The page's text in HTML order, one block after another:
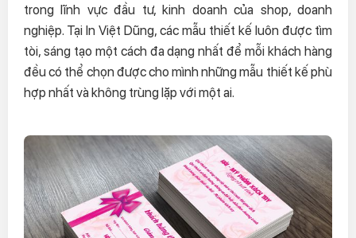
trong lĩnh vực đầu tư, kinh doanh của shop, doanh
nghiệp. Tại In Việt Dũng, các mẫu thiết kế luôn được tìm
tòi, sáng tạo một cách đa dạng nhất để mỗi khách hàng
đều có thể chọn được cho mình những mẫu thiết kế phù
hợp nhất và không trùng lặp với một ai.